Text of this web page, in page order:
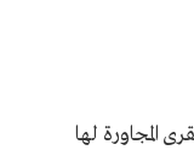
المجاورة لها